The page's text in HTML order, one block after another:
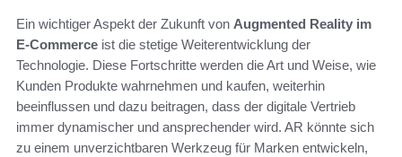
Ein wichtiger Aspekt der Zukunft von Augmented Reality im
E-Commerce ist die stetige Weiterentwicklung der
Technologie. Diese Fortschritte werden die Art und Weise, wie
Kunden Produkte wahrnehmen und kaufen, weiterhin
beeinflussen und dazu beitragen, dass der digitale Vertrieb
immer dynamischer und ansprechender wird. AR könnte sich
zu einem unverzichtbaren Werkzeug für Marken entwickeln,